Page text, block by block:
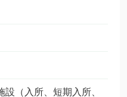
設（入所、短期入所、